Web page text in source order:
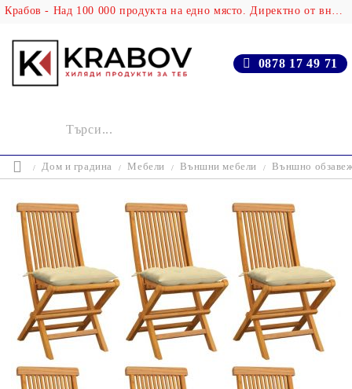
Крабов - Над 100 000 продукта на едно място. Директно от вносителя!
0878 17 49 71
Дом и градина Мебели Външни мебели Външно